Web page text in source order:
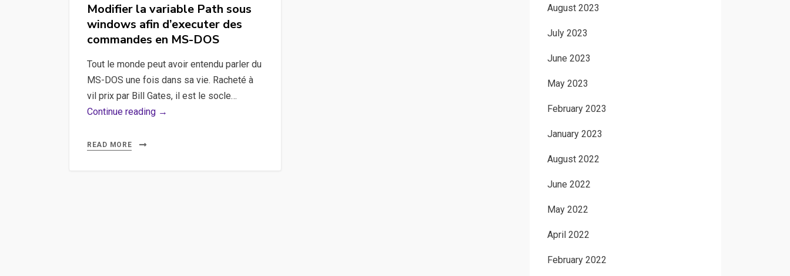
Modifier la variable Path sous
windows afin d’executer des
commandes en MS-DOS
Tout le monde peut avoir entendu parler du
MS-DOS une fois dans sa vie. Racheté à
vil prix par Bill Gates, il est le socle…
Continue reading →
READ MORE
August 2023
July 2023
June 2023
May 2023
February 2023
January 2023
August 2022
June 2022
May 2022
April 2022
February 2022